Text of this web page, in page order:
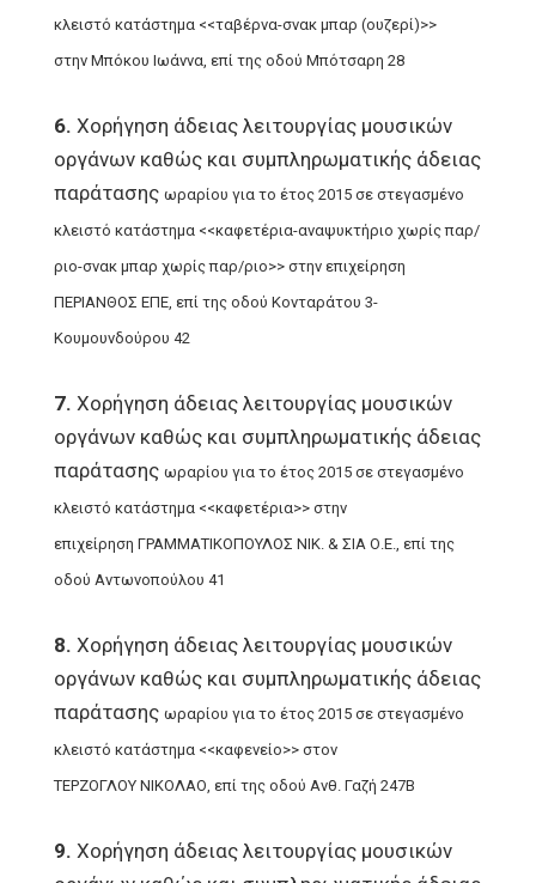
κλειστό κατάστημα <<ταβέρνα-σνακ μπαρ (ουζερί)>>
στην Μπόκου Ιωάννα, επί της οδού Μπότσαρη 28
6. Χορήγηση άδειας λειτουργίας μουσικών
οργάνων καθώς και συμπληρωματικής άδειας
παράτασης ωραρίου για το έτος 2015 σε στεγασμένο
κλειστό κατάστημα <<καφετέρια-αναψυκτήριο χωρίςπαρ/
ριο-σνακ μπαρ χωρίς παρ/ριο>> στην επιχείρηση
ΠΕΡΙΑΝΘΟΣ ΕΠΕ, επί της οδού Κονταράτου 3-
Κουμουνδούρου 42
7. Χορήγηση άδειας λειτουργίας μουσικών
οργάνων καθώς και συμπληρωματικής άδειας
παράτασης ωραρίου για το έτος 2015 σε στεγασμένο
κλειστό κατάστημα <<καφετέρια>> στην
επιχείρηση ΓΡΑΜΜΑΤΙΚΟΠΟΥΛΟΣ ΝΙΚ. & ΣΙΑ Ο.Ε., επί της
οδού Αντωνοπούλου 41
8. Χορήγηση άδειας λειτουργίας μουσικών
οργάνων καθώς και συμπληρωματικής άδειας
παράτασης ωραρίου για το έτος 2015 σε στεγασμένο
κλειστό κατάστημα <<καφενείο>> στον
ΤΕΡΖΟΓΛΟΥ ΝΙΚΟΛΑΟ, επί της οδού Ανθ. Γαζή 247Β
9. Χορήγηση άδειας λειτουργίας μουσικών